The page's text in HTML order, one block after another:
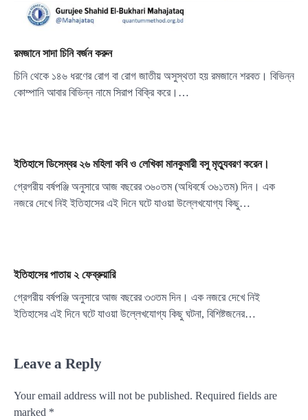
রমজানে সাদা চিনি বর্জন করুন
চিনি থেকে ১৪৬ ধরণের রোগ বা রোগ জাতীয় অসুস্থতা হয় রমজানে শরবত। বিভিন্ন
কোম্পানি আবার বিভিন্ন নামে সিরাপ বিক্রি করে।…
ইতিহাসে ডিসেম্বর ২৬ মহিলা কবি ও লেখিকা মানকুমারী বসু মৃত্যুবরণ করেন।
গ্রেগরীয় বর্ষপঞ্জি অনুসারে আজ বছরের ৩৬০তম (অধিবর্ষে ৩৬১তম) দিন। এক
নজরে দেখে নিই ইতিহাসের এই দিনে ঘটে যাওয়া উল্লেখযোগ্য কিছু…
ইতিহাসের পাতায় ২ ফেব্রুয়ারি
গ্রেগরীয় বর্ষপঞ্জি অনুসারে আজ বছরের ৩৩তম দিন। এক নজরে দেখে নিই
ইতিহাসের এই দিনে ঘটে যাওয়া উল্লেখযোগ্য কিছু ঘটনা, বিশিষ্টজনের…
Leave a Reply
Your email address will not be published. Required fields are
marked *